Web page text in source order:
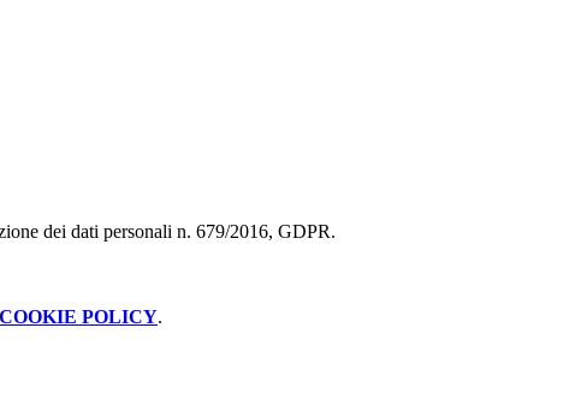
dei dati personali n. 679/2016, GDPR.
COOKIE POLICY.